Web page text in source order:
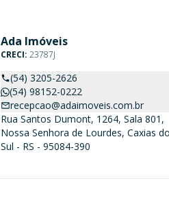
Ada Imóveis
CRECI: 23787J
(54) 3205-2626
(54) 98152-0222
recepcao@adaimoveis.com.br
Rua Santos Dumont, 1264, Sala 801,
Nossa Senhora de Lourdes, Caxias do
Sul - RS - 95084-390